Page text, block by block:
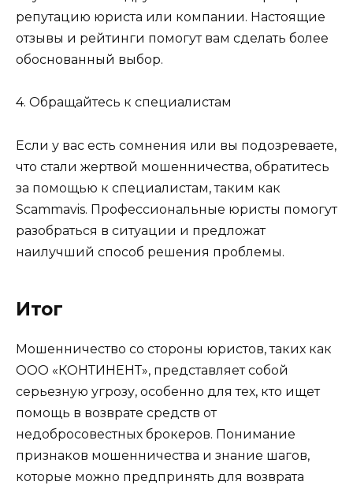
репутацию юриста или компании. Настоящие
отзывы и рейтинги помогут вам сделать более
обоснованный выбор.
4. Обращайтесь к специалистам
Если у вас есть сомнения или вы подозреваете,
что стали жертвой мошенничества, обратитесь
за помощью к специалистам, таким как
Scammavis. Профессиональные юристы помогут
разобраться в ситуации и предложат
наилучший способ решения проблемы.
Итог
Мошенничество со стороны юристов, таких как
ООО «КОНТИНЕНТ», представляет собой
серьезную угрозу, особенно для тех, кто ищет
помощь в возврате средств от
недобросовестных брокеров. Понимание
признаков мошенничества и знание шагов,
которые можно предпринять для возврата